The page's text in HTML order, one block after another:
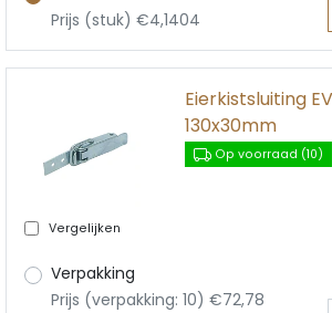
Prijs (stuk) €4,1404
Vergelijken
Eierkistsluiting
130x30mm
Op voorraad (10)
Verpakking
Prijs (verpakking: 10) €72,78